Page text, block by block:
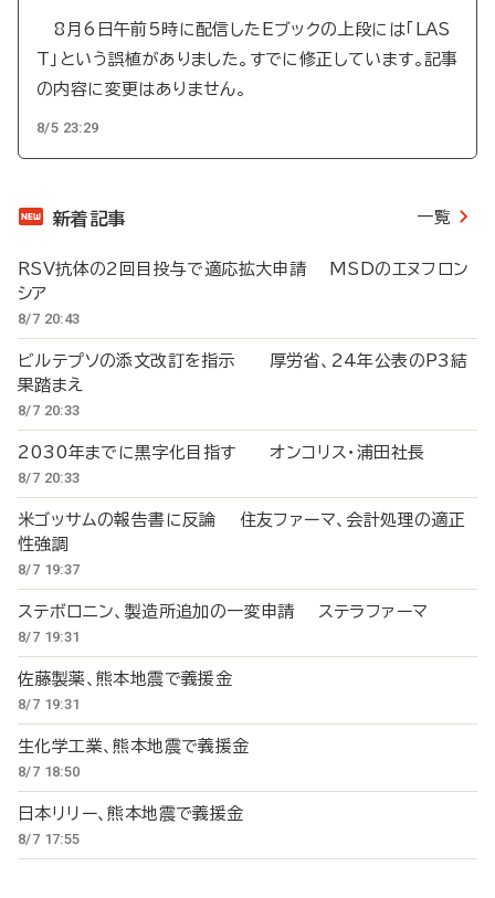
8月6日午前5時に配信したEブックの上段には「LAS
T」という誤植がありました。すでに修正しています。記事
の内容に変更はありません。
8/5 23:29
新着記事 一覧
RSV抗体の2回目投与で適応拡大申請 MSDのエヌフロン
シア
8/7 20:43
ビルテプソの添文改訂を指示 厚労省、24年公表のP3結
果踏まえ
8/7 20:33
2030年までに黒字化目指す オンコリス・浦田社長
8/7 20:33
米ゴッサムの報告書に反論 住友ファーマ、会計処理の適正
性強調
8/7 19:37
ステボロニン、製造所追加の一変申請 ステラファーマ
8/7 19:31
佐藤製薬、熊本地震で義援金
8/7 19:31
生化学工業、熊本地震で義援金
8/7 18:50
日本リリー、熊本地震で義援金
8/7 17:55